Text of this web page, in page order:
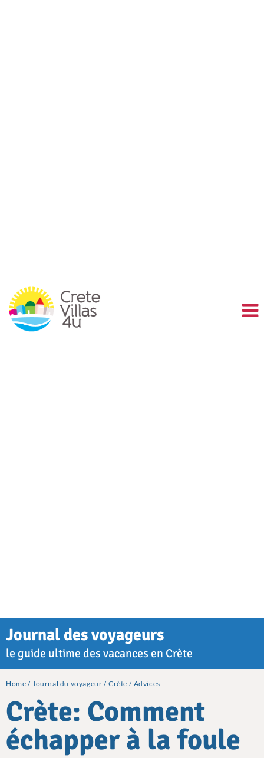
Journal des voyageurs
le guide ultime des vacances en Crète
Home Journal du voyageur Crète Advices
Crète: Comment
échapper à la foule